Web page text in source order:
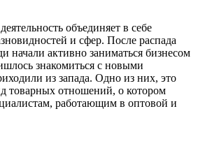
объединяет в себе
и сфер. После распада
начали активно заниматься бизнесом
знакомиться с новыми
из запада. Одно из них, это
товарных отношений, о котором
работающим в оптовой и